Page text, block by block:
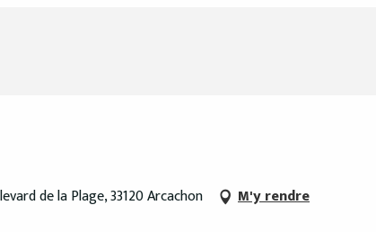
de la Plage, 33120 Arcachon M'y rendre